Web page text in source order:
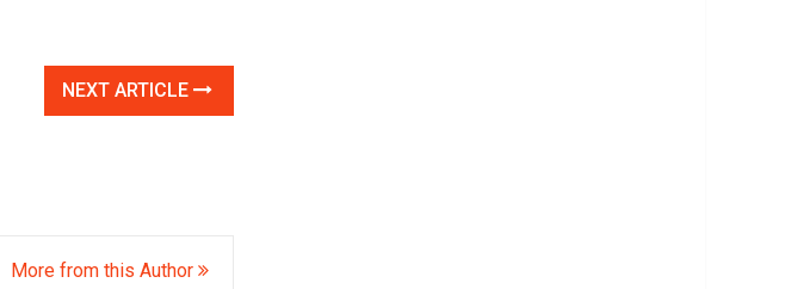
NEXT ARTICLE
More from this Author